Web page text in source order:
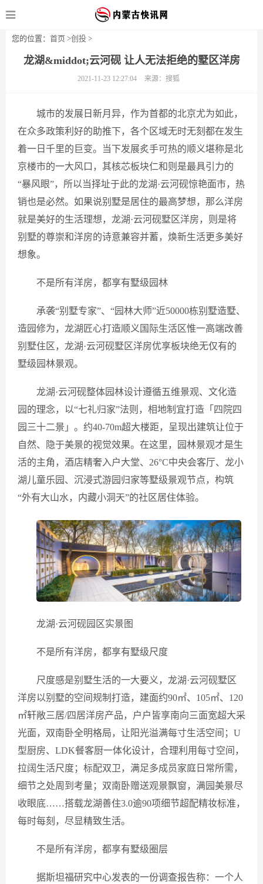
您的位置： 首页 >创投 >
龙湖&middot;云河砚 让人无法拒绝的墅区洋房
2021-11-23 12:27:04 来源：搜狐
城市的发展日新月异，作为首都的北京尤为如此，
在众多政策利好的助推下，各个区域无时无刻都在发生
着一日千里的巨变。当下发展炙手可热的顺义堪称是北
京楼市的一大风口，其核芯板块仁和则是最具引力的
“暴风眼”，所以当择址于此的龙湖·云河砚惊艳面市，热
销也是必然。如果说别墅是居住的最高梦想，那么洋房
就是美好的生活理想，龙湖·云河砚墅区洋房，则是将
别墅的尊崇和洋房的诗意兼容并蓄，焕新生活更多美好
想象。
不是所有洋房，都享有墅级园林
承袭“别墅专家”、“园林大师”近50000栋别墅造墅、
造园修为，龙湖匠心打造顺义国际生活区惟一高端改善
别墅住区，龙湖·云河砚墅区洋房优享板块绝无仅有的
墅级园林景观。
龙湖·云河砚整体园林设计遵循五维景观、文化造
园的理念，以“七礼归家”法则，相地制宜打造「四院四
园三十二景」。约40-70m超大楼距，呈现出建筑让位于
自然、隐于美景的视觉效果。在这里，园林景观才是生
活的主角，酒店精奢入户大堂、26°C中央会客厅、龙小
湖儿童乐园、沉浸式游园归家等墅级景观节点，构筑
“外有大山水，内藏小洞天”的社区居住体验。
龙湖·云河砚园区实景图
不是所有洋房，都享有墅级尺度
尺度感是别墅生活的一大要义，龙湖·云河砚墅区
洋房以别墅的空间规制打造，建面约90㎡、105㎡、120
㎡轩敞三居/四居洋房产品，户户皆享南向三面宽超大采
光面，双南卧全明格局，让阳光溢满每寸生活空间；U
型厨房、LDK餐客厨一体化设计，合理利用每寸空间，
拉阔生活尺度；标配双卫，满足多成员家庭日常所需，
细节之处周到考量；双南卧赠送观景飘窗，满园美景尽
收眼底……搭载龙湖善住3.0逾90项细节超配精妆标准，
每时每刻，尽显精致生活。
不是所有洋房，都享有墅级圈层
据斯坦福研究中心发表的一份调查报告称：一个人